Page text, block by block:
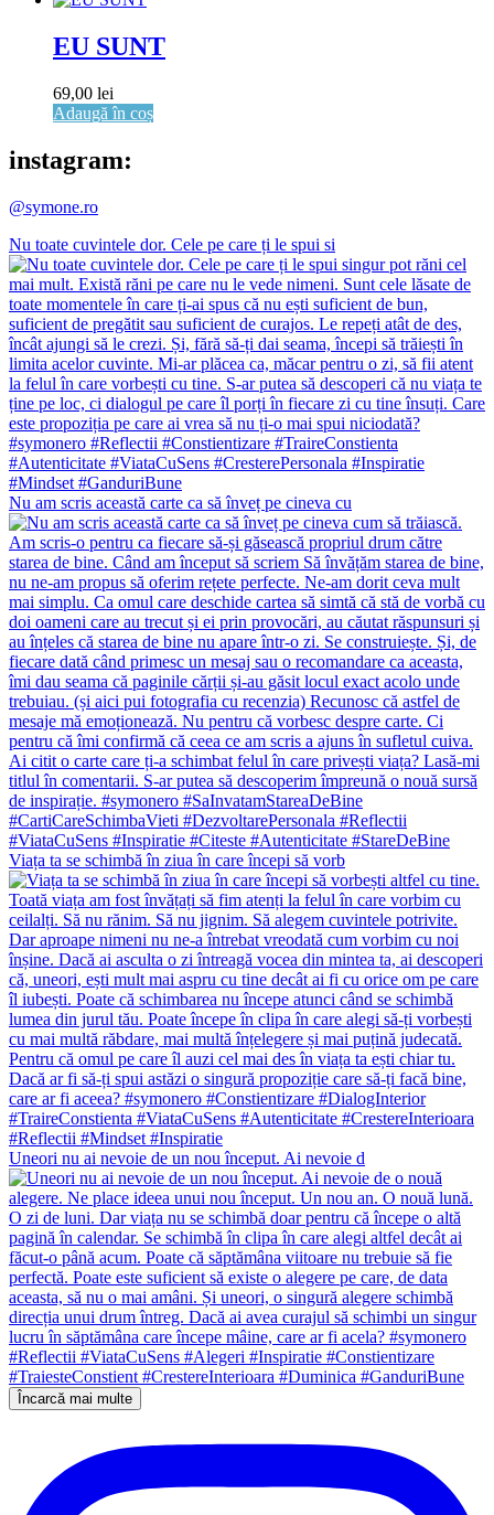
EU SUNT
69,00 lei
Adaugă în coș
instagram:
@symone.ro
Nu toate cuvintele dor. Cele pe care ți le spui si
Nu am scris această carte ca să înveț pe cineva cu
Viața ta se schimbă în ziua în care începi să vorb
Uneori nu ai nevoie de un nou început. Ai nevoie d
Încarcă mai multe